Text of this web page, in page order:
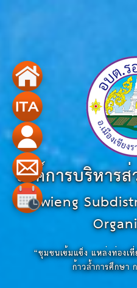
องค์การบริหาร
Robwieng
“ชุมชนเข้มแข็ง แหล่งท่องเ
ก้าวล้ำการศึกษา